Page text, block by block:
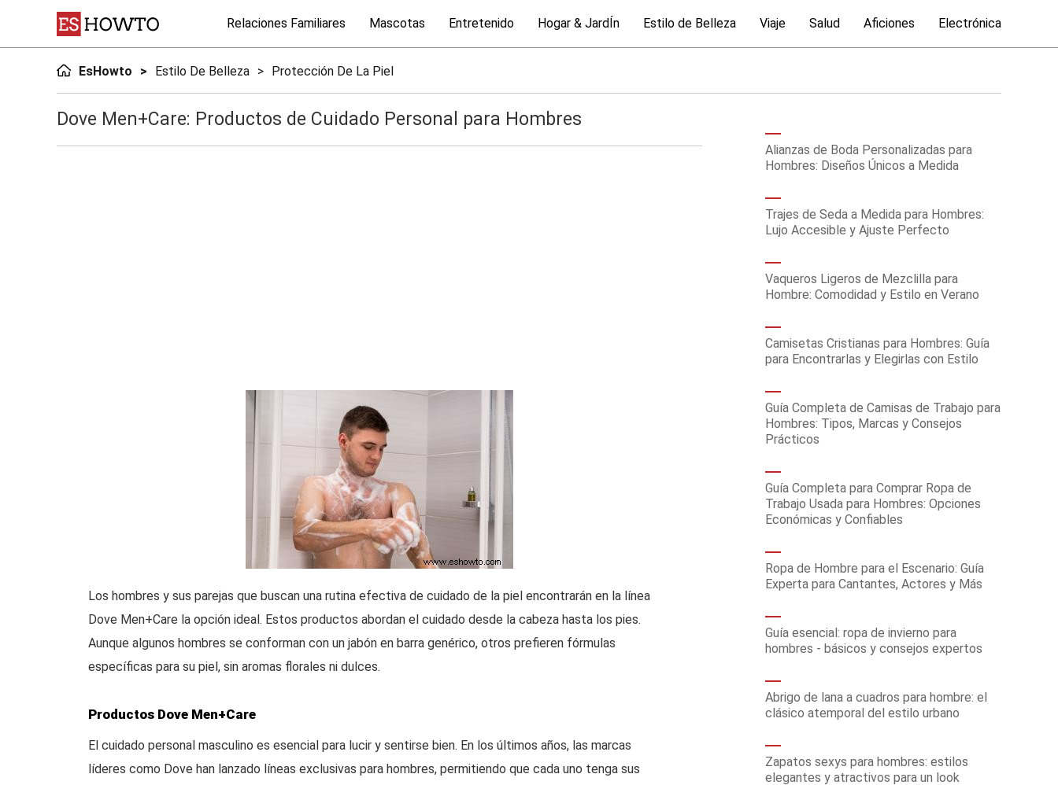
Relaciones Familiares Mascotas Entretenido Hogar & JardÍn Estilo de Belleza Viaje Salud Aficiones Electrónica
EsHowto Estilo De Belleza Protección De La Piel
Dove Men+Care: Productos de Cuidado Personal para Hombres
Los hombres y sus parejas que buscan una rutina efectiva de cuidado de la piel encontrarán en la línea
Dove Men+Care la opción ideal. Estos productos abordan el cuidado desde la cabeza hasta los pies.
Aunque algunos hombres se conforman con un jabón en barra genérico, otros prefieren fórmulas
específicas para su piel, sin aromas florales ni dulces.
Productos Dove Men+Care
El cuidado personal masculino es esencial para lucir y sentirse bien. En los últimos años, las marcas
líderes como Dove han lanzado líneas exclusivas para hombres, permitiendo que cada uno tenga sus
Alianzas de Boda Personalizadas para
Hombres: Diseños Únicos a Medida
Trajes de Seda a Medida para Hombres:
Lujo Accesible y Ajuste Perfecto
Vaqueros Ligeros de Mezclilla para
Hombre: Comodidad y Estilo en Verano
Camisetas Cristianas para Hombres: Guía
para Encontrarlas y Elegirlas con Estilo
Guía Completa de Camisas de Trabajo para
Hombres: Tipos, Marcas y Consejos
Prácticos
Guía Completa para Comprar Ropa de
Trabajo Usada para Hombres: Opciones
Económicas y Confiables
Ropa de Hombre para el Escenario: Guía
Experta para Cantantes, Actores y Más
Guía esencial: ropa de invierno para
hombres - básicos y consejos expertos
Abrigo de lana a cuadros para hombre: el
clásico atemporal del estilo urbano
Zapatos sexys para hombres: estilos
elegantes y atractivos para un look